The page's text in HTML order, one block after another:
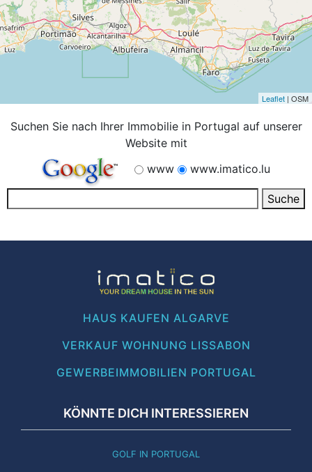
Leaflet | OSM
Suchen Sie nach Ihrer Immobilie in Portugal auf unserer
Website mit
www
www.imatico.lu
HAUS KAUFEN ALGARVE
VERKAUF WOHNUNG LISSABON
GEWERBEIMMOBILIEN PORTUGAL
KÖNNTE DICH INTERESSIEREN
GOLF IN PORTUGAL